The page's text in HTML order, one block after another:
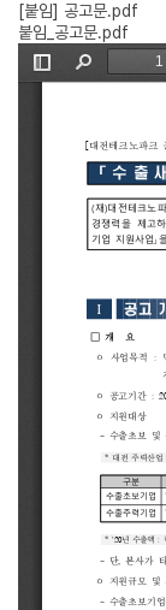
[붙임] 공고문.pdf
붙임_공고문.pdf